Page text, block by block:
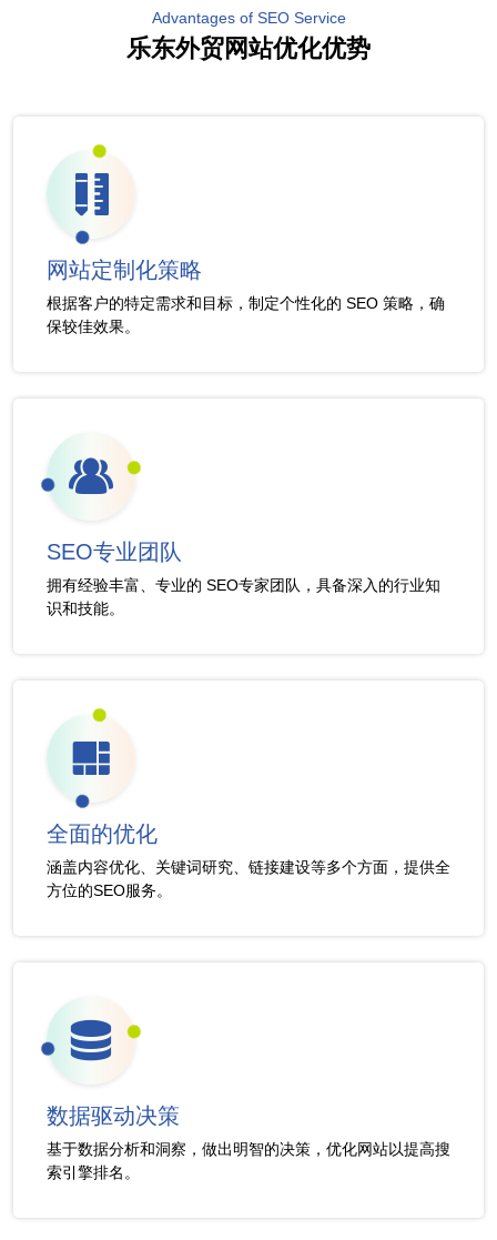
Advantages of SEO Service
乐东外贸网站优化优势
网站定制化策略
根据客户的特定需求和目标，制定个性化的 SEO 策略，确
保较佳效果。
SEO专业团队
拥有经验丰富、专业的 SEO专家团队，具备深入的行业知
识和技能。
全面的优化
涵盖内容优化、关键词研究、链接建设等多个方面，提供全
方位的SEO服务。
数据驱动决策
基于数据分析和洞察，做出明智的决策，优化网站以提高搜
索引擎排名。